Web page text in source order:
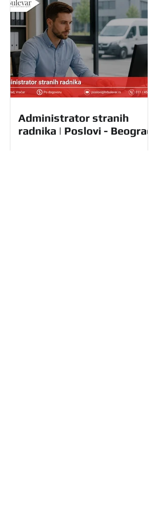
Administrator stranih
radnika | Poslovi - Beograd